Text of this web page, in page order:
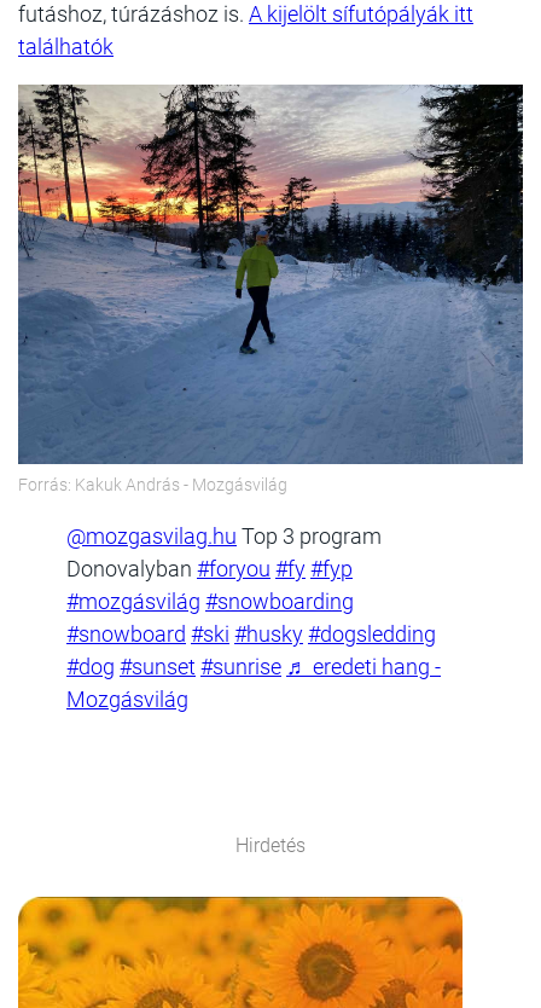
futáshoz, túrázáshoz is. A kijelölt sífutópályák itt
találhatók
Forrás: Kakuk András - Mozgásvilág
@mozgasvilag.hu Top 3 program
Donovalyban #foryou #fy#fyp
#mozgásvilág #snowboarding
#snowboard #ski #husky#dogsledding
#dog #sunset #sunrise ♬ eredeti hang -
Mozgásvilág
Hirdetés